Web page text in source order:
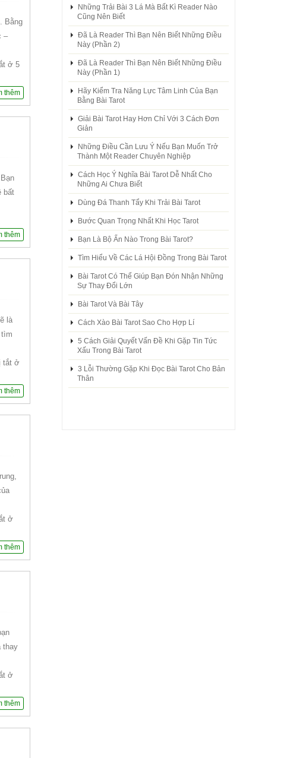
Bằng
–
ở 5
thêm
bất
thêm
là
tắtở
thêm
ở
thêm
thay
ở
thêm
Những Trải Bài 3 Lá Mà Bất Kì Reader Nào
Cũng Nên Biết
Đã Là Reader Thì Bạn Nên Biết Những Điều
Này (Phần 2)
Đã Là Reader Thì Bạn Nên Biết Những Điều
Này (Phần 1)
Hãy Kiểm Tra Năng Lực Tâm Linh Của Bạn
Bằng Bài Tarot
Giải Bài Tarot Hay Hơn Chỉ Với 3 Cách Đơn
Giản
Những Điều Cần Lưu Ý Nếu Bạn Muốn Trở
Thành Một Reader Chuyên Nghiệp
Cách Học Ý Nghĩa Bài Tarot Dễ Nhất Cho
Những Ai Chưa Biết
Dùng Đá Thanh Tẩy Khi Trải Bài Tarot
Bước Quan Trọng Nhất Khi Học Tarot
Bạn Là Bộ Ẩn Nào Trong Bài Tarot?
Tìm Hiểu Về Các Lá Hội Đồng Trong Bài Tarot
Bài Tarot Có Thể Giúp Bạn Đón Nhận Những
Sự Thay Đổi Lớn
Bài Tarot Và Bài Tây
Cách Xào Bài Tarot Sao Cho Hợp Lí
5 Cách Giải Quyết Vấn Đề Khi Gặp Tin Tức
Xấu Trong Bài Tarot
3 Lỗi Thường Gặp Khi Đọc Bài Tarot Cho Bản
Thân